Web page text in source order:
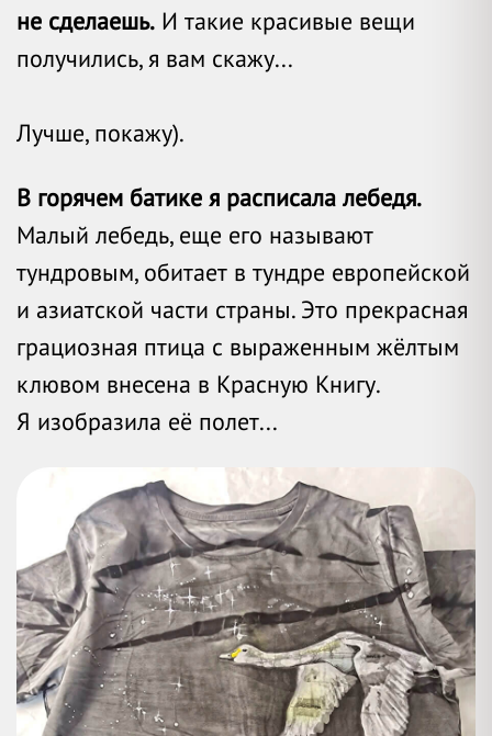
не сделаешь. И такие красивые вещи
получились, я вам скажу...
Лучше, покажу).
В горячем батике я расписала лебедя.
Малый лебедь, еще его называют
тундровым, обитает в тундре европейской
и азиатской части страны. Это прекрасная
грациозная птица с выраженным жёлтым
клювом внесена в Красную Книгу.
Я изобразила её полет...